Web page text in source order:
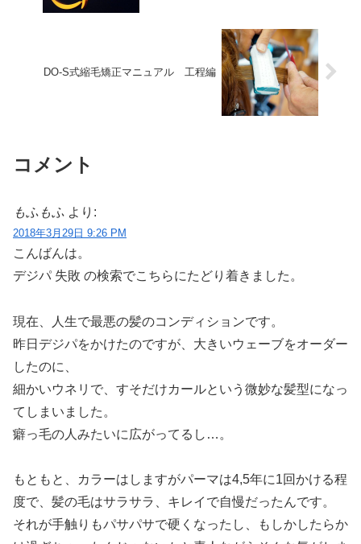
DO-S式縮毛矯正マニュアル 工程編
コメント
もふもふ より:
2018年3月29日 9:26 PM
こんばんは。
デジパ 失敗 の検索でこちらにたどり着きました。
現在、人生で最悪の髪のコンディションです。
昨日デジパをかけたのですが、大きいウェーブをオーダー
したのに、
細かいウネリで、すそだけカールという微妙な髪型になっ
てしまいました。
癖っ毛の人みたいに広がってるし…。
もともと、カラーはしますがパーマは4,5年に1回かける程
度で、髪の毛はサラサラ、キレイで自慢だったんです。
それが手触りもパサパサで硬くなったし、もしかしたらか